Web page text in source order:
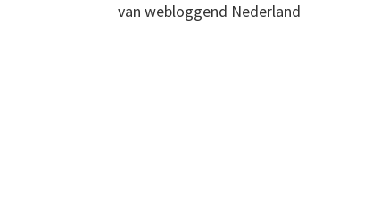
van webloggend Nederland